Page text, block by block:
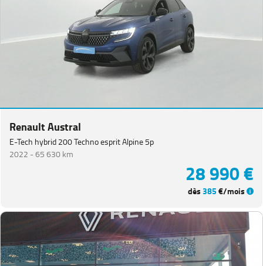
Renault Austral
E-Tech hybrid 200 Techno esprit Alpine 5p
2022 -65 630 km
28 990 €
dès385€/mois